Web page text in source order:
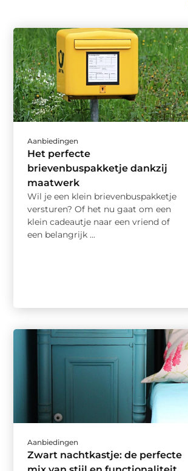
Aanbiedingen
Het perfecte
brievenbuspakketje dankzij
maatwerk
Wil je een klein brievenbuspakketje
versturen? Of het nu gaat om een
klein cadeautje naar een vriend of
een belangrijk ...
Aanbiedingen
Zwart nachtkastje: de perfecte